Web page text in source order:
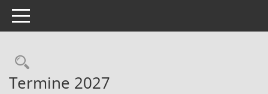
Toggle navigation
Rechercheauswahl
Termine 2027